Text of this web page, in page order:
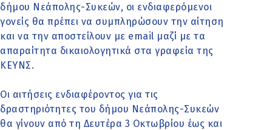
δήμου Νεάπολης-Συκεών, οι ενδιαφερόμενοι
γονείς θα πρέπει να συμπληρώσουν την αίτηση
και να την αποστείλουν με email μαζί με τα
απαραίτητα δικαιολογητικά στα γραφεία της
ΚΕΥΝΣ.
Οι αιτήσεις ενδιαφέροντος για τις
δραστηριότητες του δήμου Νεάπολης-Συκεών
θα γίνουν από τη Δευτέρα 3 Οκτωβρίου έως και